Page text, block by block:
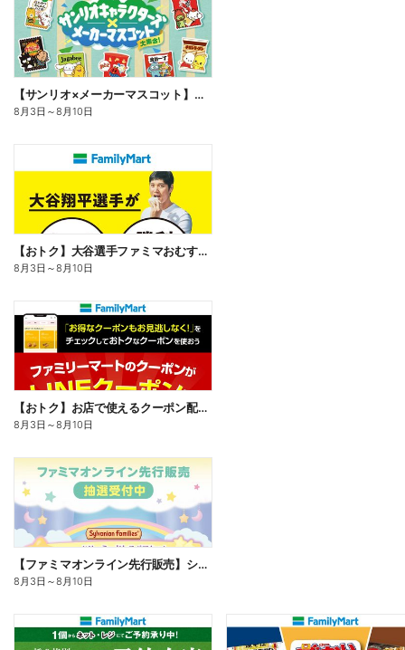
【サンリオ×メーカーマスコット】オリジナルグッズ貰える!
8月3日 ～8月10日
【おトク】大谷選手ファミマおむすび割
8月3日 ～8月10日
【おトク】お店で使えるクーポン配信中
8月3日 ～8月10日
【ファミマオンライン先行販売】シルバニアファミリー
8月3日 ～8月10日